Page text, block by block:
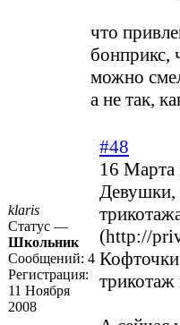
что
бонприкс,
можно
а не так,
klaris
Статус —
Школьник
Сообщений: 4
Регистрация:
11 Ноября
2008
#48
16 Марта
Девушки,
(http://
трикотаж